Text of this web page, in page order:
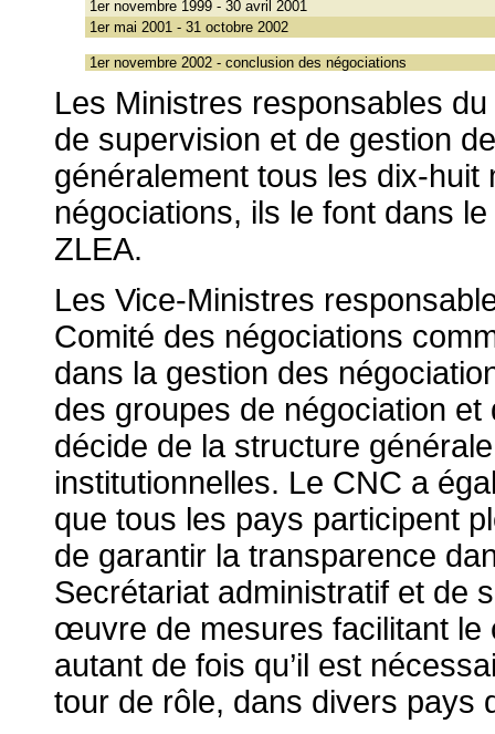
1er novembre 1999 - 30 avril 2001
1er mai 2001 - 31 octobre 2002
1er novembre 2002 - conclusion des négociations
Les Ministres responsables
de supervision et de gestion
généralement tous les dix-
négociations, ils le font dans
ZLEA.
Les Vice-Ministres
Comité des négociations
dans la gestion des
des groupes de négociation
décide de la structure
institutionnelles. Le CNC a
que tous les pays participent
de garantir la transparence
Secrétariat administratif et de
œuvre de mesures facilitant le
autant de fois qu’il est
tour de rôle, dans divers pays